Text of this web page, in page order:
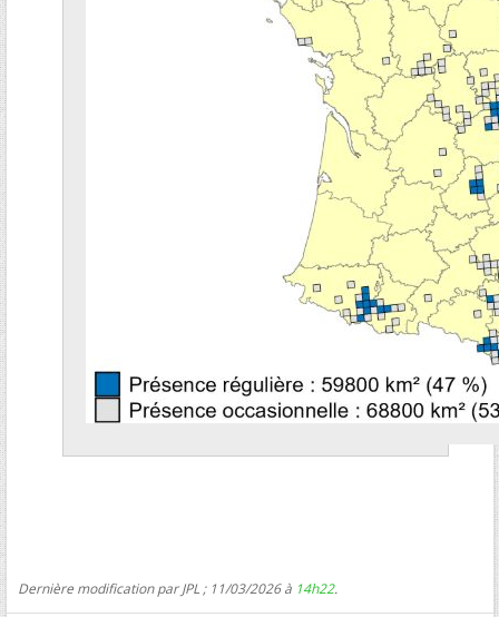
Dernière modification par JPL ; 11/03/2026 à 14h22.